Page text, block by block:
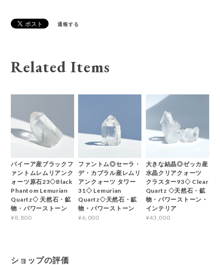
通報する
Related Items
バイーア産ブラックフ
ァントムレムリアンク
ォーツ原石23◇Black
Phantom Lemurian
Quartz◇ 天然石・鉱
物・パワーストーン
¥8,800
ファントム◎セーラ・
デ・カブラル産レムリ
アンクォーツ タワー
31◇ Lemurian
Quartz◇天然石・鉱
物・パワーストーン
¥6,000
大きな結晶◎ゼッカ産
水晶クリアクォーツ
クラスター93◇ Clear
Quartz ◇天然石・鉱
物・パワーストーン・
インテリア
¥43,000
ショップの評価